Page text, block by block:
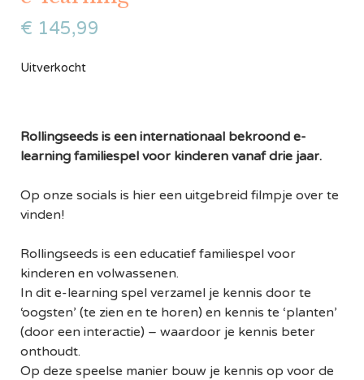
€ 145,99
Uitverkocht
Rollingseeds is een internationaal bekroond e-
learning familiespel voor kinderen vanaf drie jaar.
Op onze socials is hier een uitgebreid filmpje over te
vinden!
Rollingseeds is een educatief familiespel voor
kinderen en volwassenen.
In dit e-learning spel verzamel je kennis door te
‘oogsten’ (te zien en te horen) en kennis te ‘planten’
(door een interactie) – waardoor je kennis beter
onthoudt.
Op deze speelse manier bouw je kennis op voor de